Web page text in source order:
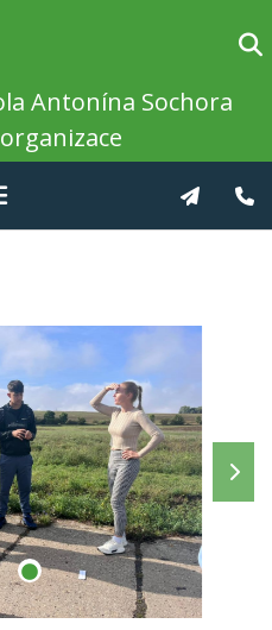
Antonína Sochora